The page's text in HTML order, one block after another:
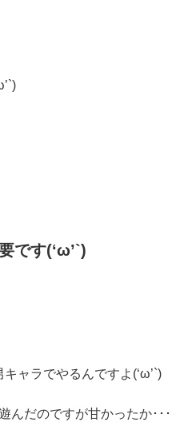
です(‘ω’`)
ャラでやるんですよ(‘ω’`)
んだのですが甘かったか･･･